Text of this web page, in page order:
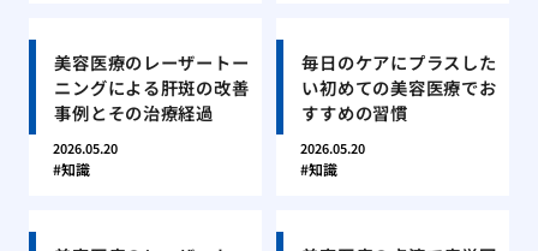
美容医療のレーザートー
ニングによる肝斑の改善
事例とその治療経過
2026.05.20
知識
毎日のケアにプラスした
い初めての美容医療でお
すすめの習慣
2026.05.20
知識